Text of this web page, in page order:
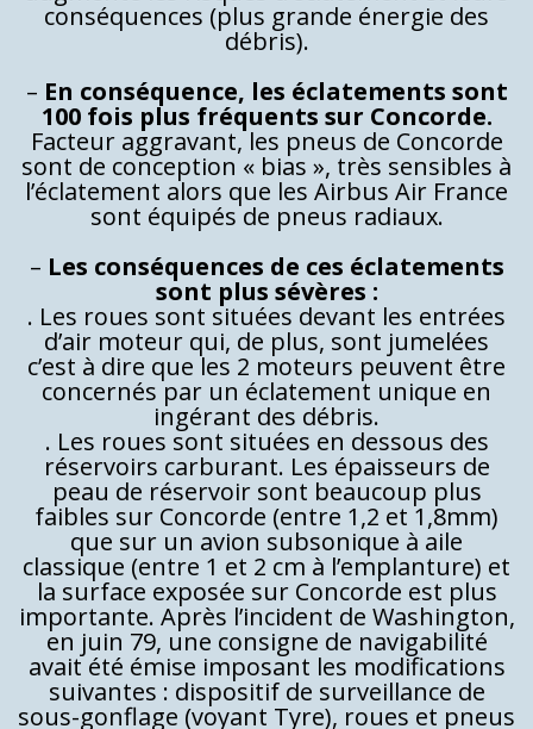
conséquences (plus grande énergie des
débris).
– En conséquence, les éclatements sont
100 fois plus fréquents sur Concorde.
Facteur aggravant, les pneus de Concorde
sont de conception « bias », très sensibles à
l’éclatement alors que les Airbus Air France
sont équipés de pneus radiaux.
– Les conséquences de ces éclatements
sont plus sévères :
. Les roues sont situées devant les entrées
d’air moteur qui, de plus, sont jumelées
c’est à dire que les 2 moteurs peuvent être
concernés par un éclatement unique en
ingérant des débris.
. Les roues sont situées en dessous des
réservoirs carburant. Les épaisseurs de
peau de réservoir sont beaucoup plus
faibles sur Concorde (entre 1,2 et 1,8mm)
que sur un avion subsonique à aile
classique (entre 1 et 2 cm à l’emplanture) et
la surface exposée sur Concorde est plus
importante. Après l’incident de Washington,
en juin 79, une consigne de navigabilité
avait été émise imposant les modifications
suivantes : dispositif de surveillance de
sous-gonflage (voyant Tyre), roues et pneus